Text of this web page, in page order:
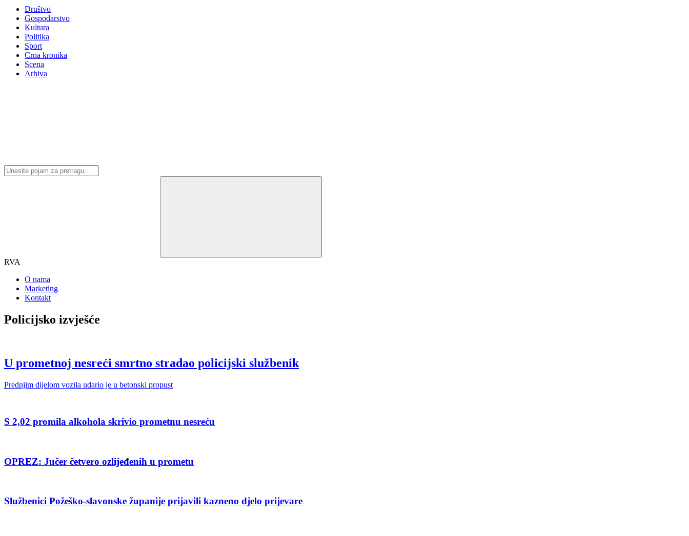
Društvo
Gospodarstvo
Kultura
Politika
Sport
Crna kronika
Scena
Arhiva
RVA
O nama
Marketing
Kontakt
Policijsko izvješće
U prometnoj nesreći smrtno stradao policijski službenik
Prednjim dijelom vozila udario je u betonski propust
S 2,02 promila alkohola skrivio prometnu nesreću
OPREZ: Jučer četvero ozlijeđenih u prometu
Službenici Požeško-slavonske županije prijavili kazneno djelo prijevare